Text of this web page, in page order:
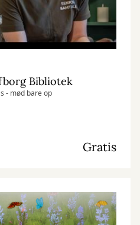
Bibliotek
- mød bare op
Gratis